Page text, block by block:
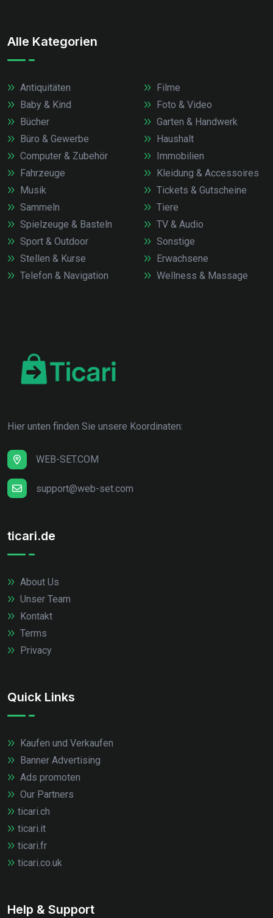
Alle Kategorien
Antiquitäten
Baby & Kind
Bücher
Büro & Gewerbe
Computer & Zubehör
Fahrzeuge
Filme
Foto & Video
Garten & Handwerk
Haushalt
Immobilien
Kleidung & Accessoires
Musik
Sammeln
Spielzeuge & Basteln
Sport & Outdoor
Stellen & Kurse
Telefon & Navigation
Tickets & Gutscheine
Tiere
TV & Audio
Sonstige
Erwachsene
Wellness & Massage
Hier unten finden Sie unsere Koordinaten:
WEB-SET.COM
support@web-set.com
ticari.de
About Us
Unser Team
Kontakt
Terms
Privacy
Quick Links
Kaufen und Verkaufen
Banner Advertising
Ads promoten
Our Partners
ticari.ch
ticari.it
ticari.fr
ticari.co.uk
Help & Support